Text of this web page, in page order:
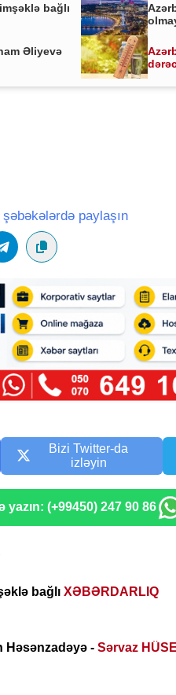
bağlı
Əliyevə
paylaşın
Bizi Twitter-da
izləyin
yazın: (+99450) 247 90 86
bağlıXƏBƏRDARLIQ
Həsənzadəyə -Sərvaz